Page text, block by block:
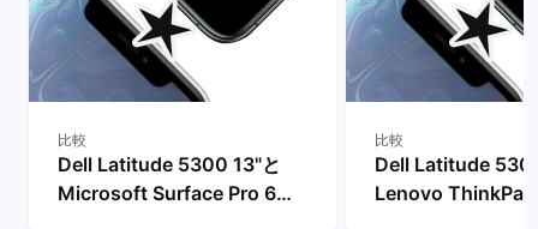
比較
Dell Latitude 5300 13"と
Microsoft Surface Pro 6
比較
Dell Latitude
Lenovo ThinkPad